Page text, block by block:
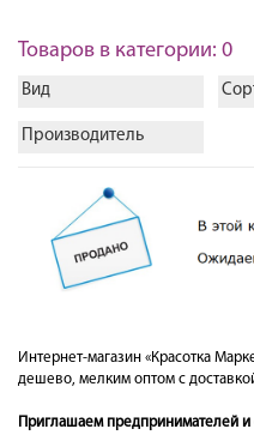
Товаров в категории: 0
Вид
Производитель
Интернет-магазин «Красотка
дешево, мелким оптом с
Приглашаем предпринимателей